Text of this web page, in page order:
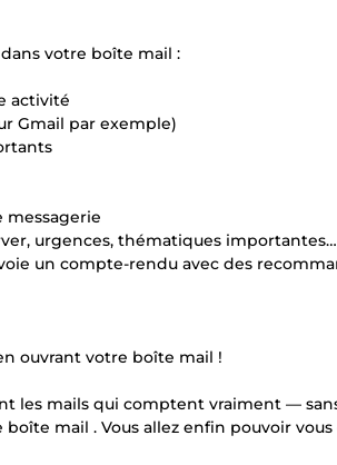
votre boîte mail :
activité
Gmail par exemple)
messagerie
urgences, thématiques importantes…
un compte-rendu avec des
ouvrant votre boîte mail !
les mails qui comptent vraiment —
mail . Vous allez enfin pouvoir